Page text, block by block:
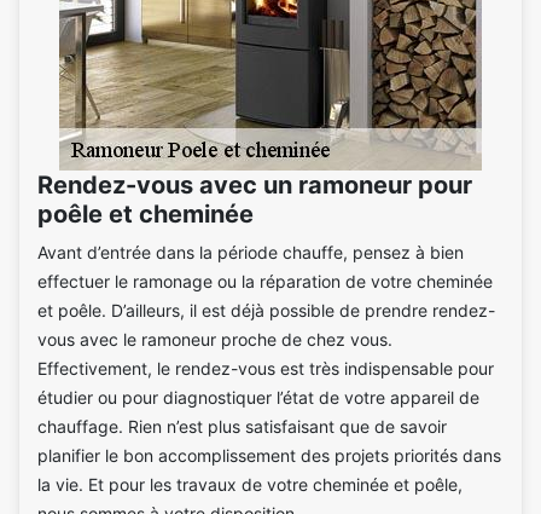
Rendez-vous avec un ramoneur pour
poêle et cheminée
Avant d’entrée dans la période chauffe, pensez à bien
effectuer le ramonage ou la réparation de votre cheminée
et poêle. D’ailleurs, il est déjà possible de prendre rendez-
vous avec le ramoneur proche de chez vous.
Effectivement, le rendez-vous est très indispensable pour
étudier ou pour diagnostiquer l’état de votre appareil de
chauffage. Rien n’est plus satisfaisant que de savoir
planifier le bon accomplissement des projets priorités dans
la vie. Et pour les travaux de votre cheminée et poêle,